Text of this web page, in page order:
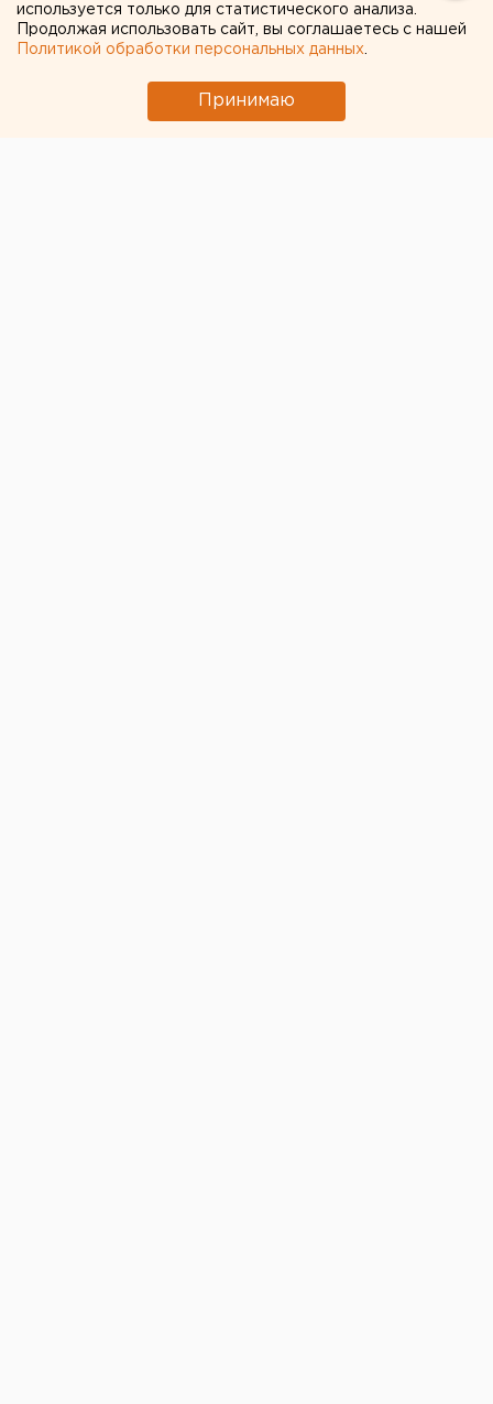
Финальный тур XX чемпионата России
ЕАН в пресс-службе Российской федерации
используется только для статистического анализа.
Продолжая использовать сайт, вы соглашаетесь с нашей
Политикой обработки персональных данных
Принимаю